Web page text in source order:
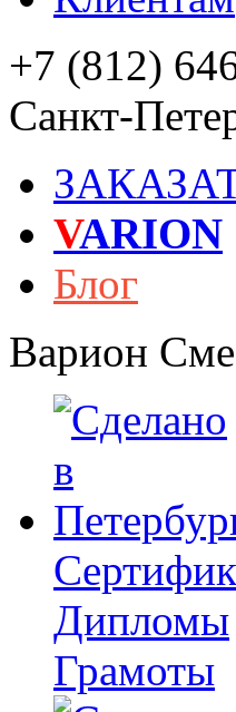
+7 (812)
Санкт-
VARION
Блог
Варион
Дипломы
Грамоты